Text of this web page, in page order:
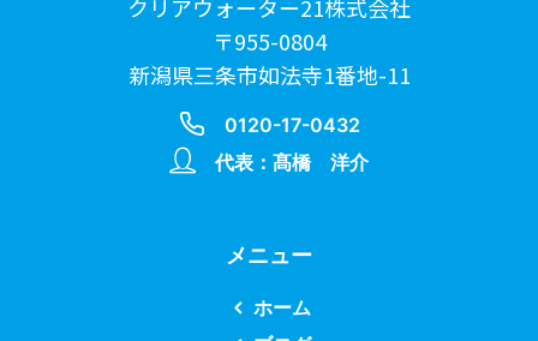
クリアウォーター21株式会社
〒955-0804
新潟県三条市如法寺1番地-11
0120-17-0432
代表：髙橋 洋介
メニュー
ホーム